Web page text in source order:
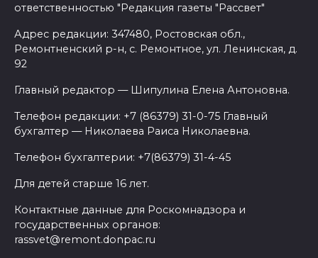
ответственностью "Редакция газеты "Рассвет"
Адрес редакции: 347480, Ростовская обл.,
Ремонтненский р-н, с. Ремонтное, ул. Ленинская, д.
92
Главный редактор — Шипулина Елена Антоновна.
Телефон редакции: +7 (86379) 31-0-75 Главный
бухгалтер — Николаева Раиса Николаевна.
Телефон бухгалтерии: +7(86379) 31-4-45
Для детей старше 16 лет.
Контактные данные для Роскомнадзора и
государственных органов:
rassvet@remont.donpac.ru